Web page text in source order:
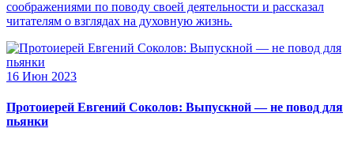
соображениями по поводу своей деятельности и рассказал
читателям о взглядах на духовную жизнь.
16 Июн 2023
Протоиерей Евгений Соколов: Выпускной — не повод для
пьянки